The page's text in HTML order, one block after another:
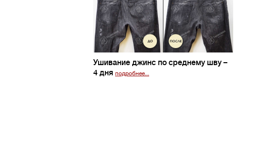
Ушивание джинс по среднему шву –
4 дня подробнее...